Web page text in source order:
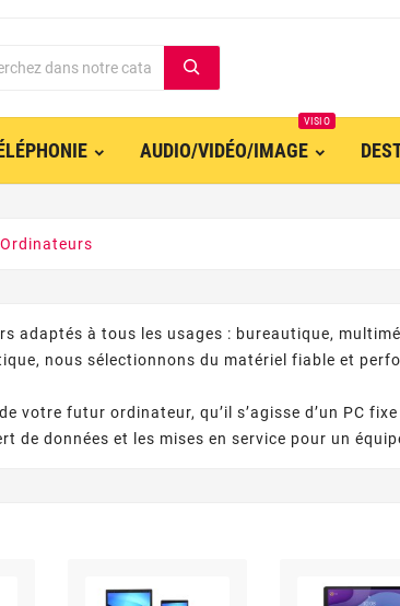
AUDIO/VIDÉO/IMAGE
VISIO
Ordinateurs
adaptés à tous les usages : bureautique,
nous sélectionnons du matériel fiable et
votre futur ordinateur, qu’il s’agisse d’un PC
données et les mises en service pour un